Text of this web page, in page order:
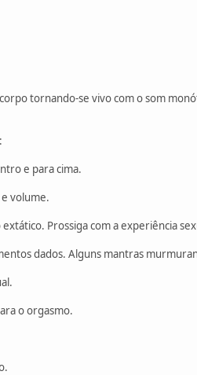
tornando-se vivo com o som
e para cima.
volume.
Prossiga com a experiência
dados. Alguns mantras
o orgasmo.